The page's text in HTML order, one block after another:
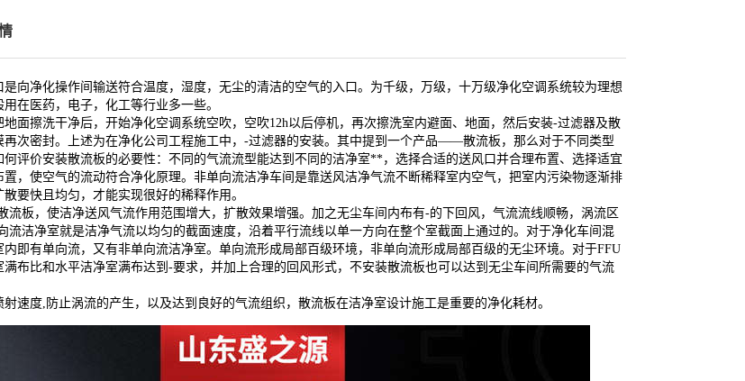
向净化操作间输送符合温度，湿度，无尘的清洁的空气的入口。为千级，万级，十万级净化空调系统较为理想
在医药，电子，化工等行业多一些。
面擦洗干净后，开始净化空调系统空吹，空吹12h以后停机，再次擦洗室内避面、地面，然后安装-过滤器及散
再次密封。上述为在净化公司工程施工中，-过滤器的安装。其中提到一个产品——散流板，那么对于不同类型
何评价安装散流板的必要性：不同的气流流型能达到不同的洁净室**，选择合适的送风口并合理布置、选择适宜
置，使空气的流动符合净化原理。非单向流洁净车间是靠送风洁净气流不断稀释室内空气，把室内污染物逐渐排
要快且均匀，才能实现很好的稀释作用。
流板，使洁净送风气流作用范围增大，扩散效果增强。加之无尘车间内布有-的下回风，气流流线顺畅，涡流区
流洁净室就是洁净气流以均匀的截面速度，沿着平行流线以单一方向在整个室截面上通过的。对于净化车间混
即有单向流，又有非单向流洁净室。单向流形成局部百级环境，非单向流形成局部百级的无尘环境。对于FFU
满布比和水平洁净室满布达到-要求，并加上合理的回风形式，不安装散流板也可以达到无尘车间所需要的气流
速度,防止涡流的产生，以及达到良好的气流组织，散流板在洁净室设计施工是重要的净化耗材。